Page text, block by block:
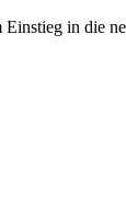
in die